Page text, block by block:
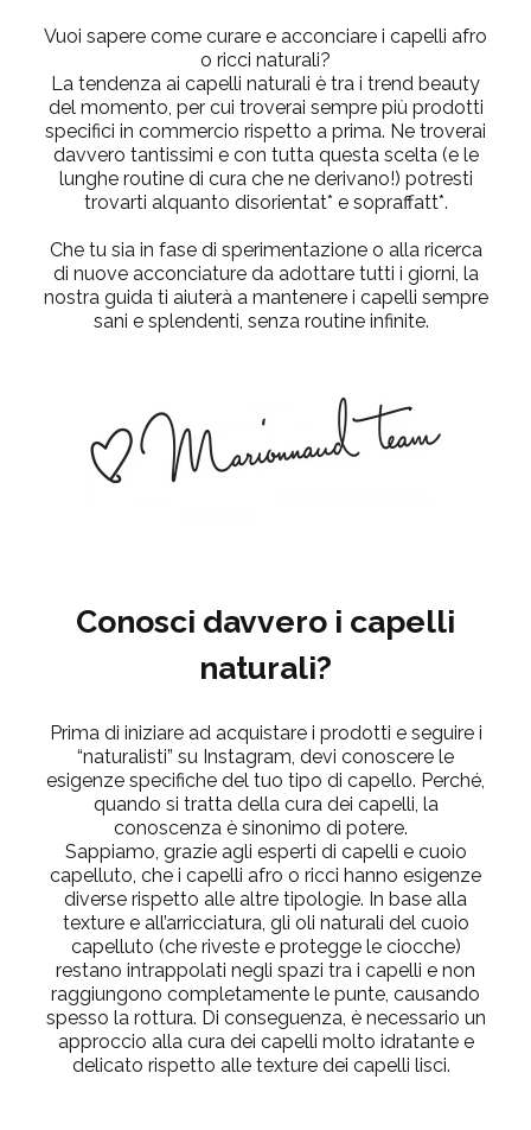
Vuoi sapere come curare e acconciare i capelli afro
o ricci naturali?
La tendenza ai capelli naturali è tra i trend beauty
del momento, per cui troverai sempre più prodotti
specifici in commercio rispetto a prima. Ne troverai
davvero tantissimi e con tutta questa scelta(e le
lunghe routine di cura che ne derivano!) potresti
trovarti alquanto disorientat* e sopraffatt*.
Che tu sia in fase di sperimentazione o alla ricerca
di nuove acconciature da adottare tutti i giorni, la
nostra guidati aiuterà a mantenere i capelli sempre
sani e splendenti, senza routine infinite.
Conosci davvero i capelli
naturali?
Prima di iniziare ad acquistare i prodotti e seguire i
“naturalisti” su Instagram, devi conoscere le
esigenze specifiche del tuo tipo di capello. Perché,
quando si tratta della cura dei capelli, la
conoscenza è sinonimo di potere.
Sappiamo, grazie agli esperti di capelli e cuoio
capelluto, che i capelli afro o ricci hanno esigenze
diverse rispetto alle altre tipologie. In base alla
texture e all’arricciatura, gli oli naturali del cuoio
capelluto (che riveste e protegge le ciocche)
restano intrappolati negli spazi tra i capelli e non
raggiungono completamente le punte, causando
spesso la rottura. Di conseguenza, è necessario un
approccio alla cura dei capelli molto idratantee
delicato rispetto alle texture dei capelli lisci.